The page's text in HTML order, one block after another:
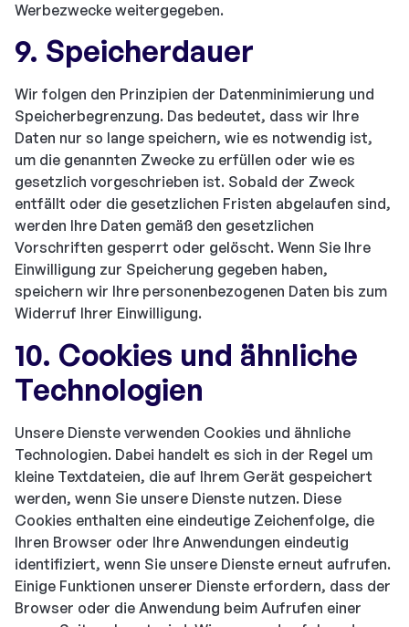
Werbezwecke weitergegeben.
9. Speicherdauer
Wir folgen den Prinzipien der Datenminimierung und
Speicherbegrenzung. Das bedeutet, dass wir Ihre
Daten nur so lange speichern, wie es notwendig ist,
um die genannten Zwecke zu erfüllen oder wie es
gesetzlich vorgeschrieben ist. Sobald der Zweck
entfällt oder die gesetzlichen Fristen abgelaufen sind,
werden Ihre Daten gemäß den gesetzlichen
Vorschriften gesperrt oder gelöscht. Wenn Sie Ihre
Einwilligung zur Speicherung gegeben haben,
speichern wir Ihre personenbezogenen Daten bis zum
Widerruf Ihrer Einwilligung.
10. Cookies und ähnliche
Technologien
Unsere Dienste verwenden Cookies und ähnliche
Technologien. Dabei handelt es sich in der Regel um
kleine Textdateien, die auf Ihrem Gerät gespeichert
werden, wenn Sie unsere Dienste nutzen. Diese
Cookies enthalten eine eindeutige Zeichenfolge, die
Ihren Browser oder Ihre Anwendungen eindeutig
identifiziert, wenn Sie unsere Dienste erneut aufrufen.
Einige Funktionen unserer Dienste erfordern, dass der
Browser oder die Anwendung beim Aufrufen einer